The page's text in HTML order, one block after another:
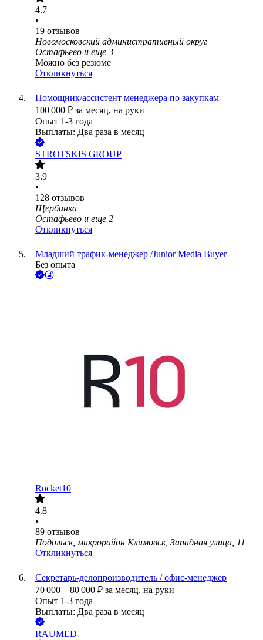
4.7
•
19 отзывов
Новомосковский административный округ
Остафьево и еще 3
Можно без резюме
Откликнуться
Помощник/ассистент менеджера по закупкам
100 000 ₽ за месяц, на руки
Опыт 1-3 года
Выплаты: Два раза в месяц
STROTSKIS GROUP
3.9
•
128 отзывов
Щербинка
Остафьево и еще 2
Откликнуться
Младший трафик-менеджер /Junior Media Buyer
Без опыта
Rocket10
4.8
•
89 отзывов
Подольск, микрорайон Климовск, Западная улица, 11
Откликнуться
Секретарь-делопроизводитель / офис-менеджер
70 000 – 80 000 ₽ за месяц, на руки
Опыт 1-3 года
Выплаты: Два раза в месяц
RAUMED